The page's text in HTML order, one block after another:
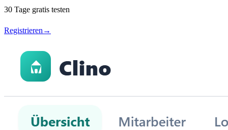
30 Tage gratis testen
Registrieren →